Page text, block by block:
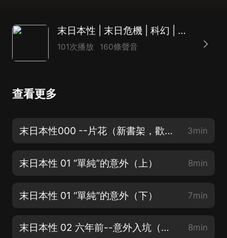
末日本性 | 末日危機 | 科幻 | 無喪屍
101次播放 160條聲音
查看更多
末日本性000 --片花（新書架，歡迎訂閱哦！） 3min
末日本性 01 “單純”的意外（上） 8min
末日本性 01 “單純”的意外（下） 7min
末日本性 02 六年前--意外入坑（上） 8min